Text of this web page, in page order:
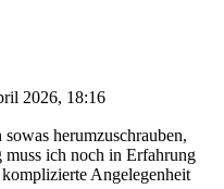
2026, 18:16
herumzuschrauben,
ich noch in Erfahrung
Angelegenheit